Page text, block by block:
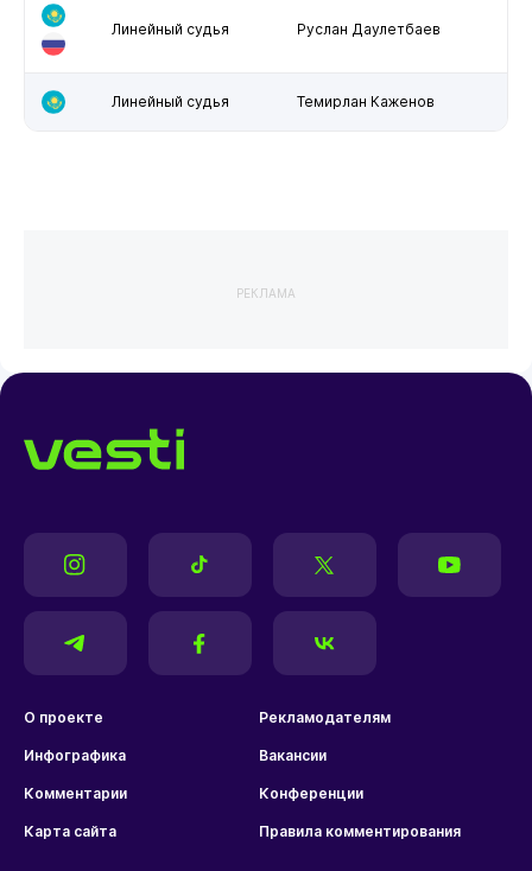
Линейный судья Руслан Даулетбаев
Линейный судья Темирлан Каженов
РЕКЛАМА
О проекте Рекламодателям
Инфографика Вакансии
Комментарии Конференции
Карта сайта Правила комментирования